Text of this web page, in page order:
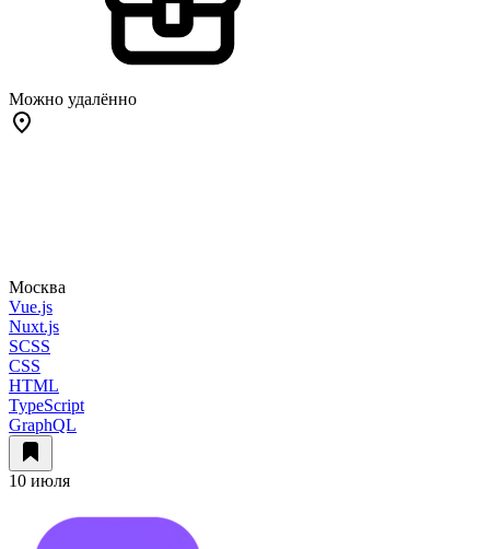
Можно удалённо
Москва
Vue.js
Nuxt.js
SCSS
CSS
HTML
TypeScript
GraphQL
10 июля